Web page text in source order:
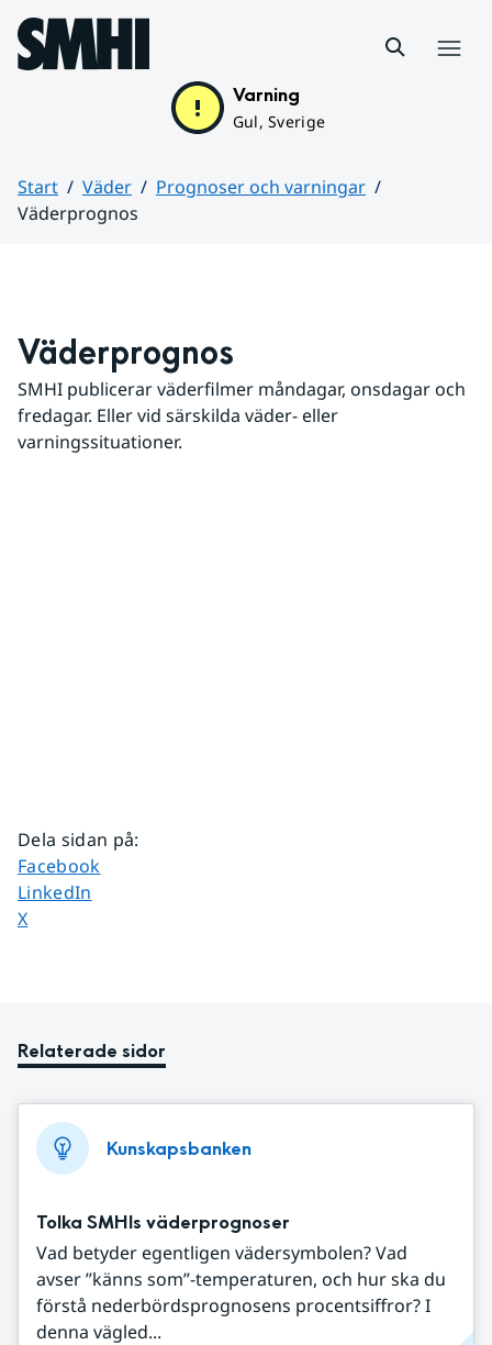
Hoppa till sidans innehåll
Varning
Gul, Sverige
Start Väder
Prognoser och varningar
Väderprognos
Väderprognos
SMHI publicerar väderfilmer måndagar, onsdagar och
fredagar. Eller vid särskilda väder- eller
varningssituationer.
Dela sidan på:
Dela sidan på
Facebook
Dela sidan på
LinkedIn
Dela sidan på
X
Relaterade sidor
Kunskapsbanken
Tolka SMHIs väderprognoser
Vad betyder egentligen vädersymbolen? Vad
avser ”känns som”-temperaturen, och hur ska du
förstå nederbördsprognosens procentsiffror? I
denna vägled...